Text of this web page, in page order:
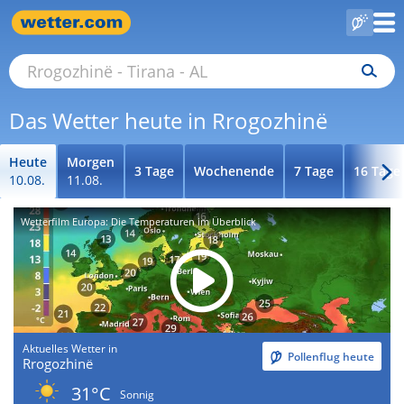
Das Wetter heute in Rrogozhinë
Heute
10.08.
Morgen
11.08.
3 Tage Wochenende 7 Tage 16 Tage
Wetterfilm Europa: Die Temperaturen im Überblick
Aktuelles Wetter in
Rrogozhinë Pollenflug heute
31°C
Sonnig